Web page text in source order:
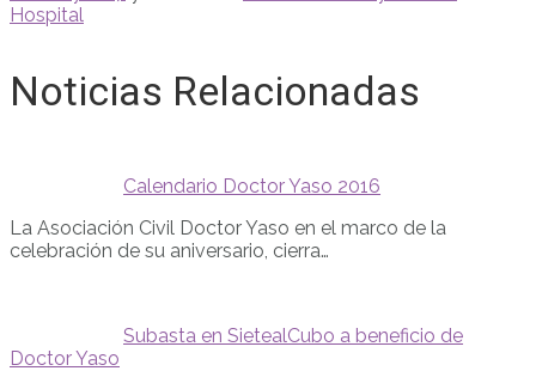
Hospital
Noticias Relacionadas
Calendario Doctor Yaso 2016
La Asociación Civil Doctor Yaso en el marco de la
celebración de su aniversario, cierra…
Subasta en SietealCubo a beneficio de
Doctor Yaso